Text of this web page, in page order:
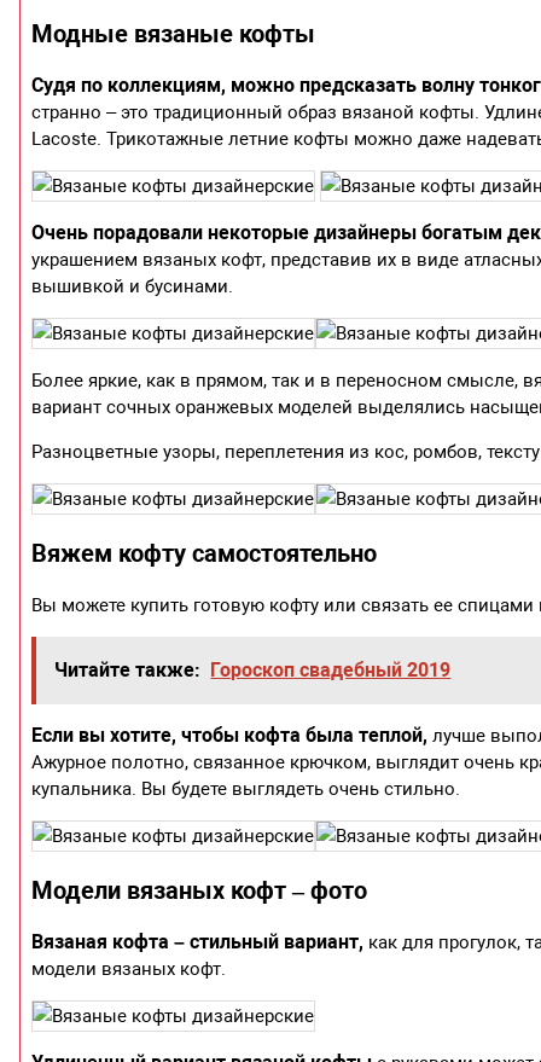
Модные вязаные кофты
Судя по коллекциям, можно предсказать волну
странно – это традиционный образ вязаной кофты.
Lacoste. Трикотажные летние кофты можно даже
Очень порадовали некоторые дизайнеры богатым
украшением вязаных кофт, представив их в виде
вышивкой и бусинами.
Более яркие, как в прямом, так и в переносном смысле,
вариант сочных оранжевых моделей выделялись
Разноцветные узоры, переплетения из кос, ромбов,
Вяжем кофту самостоятельно
Вы можете купить готовую кофту или связать ее
Читайте также: Гороскоп свадебный 2019
Если вы хотите, чтобы кофта была теплой, лучше
Ажурное полотно, связанное крючком, выглядит очень
купальника. Вы будете выглядеть очень стильно.
Модели вязаных кофт – фото
Вязаная кофта – стильный вариант, как для прогулок,
модели вязаных кофт.